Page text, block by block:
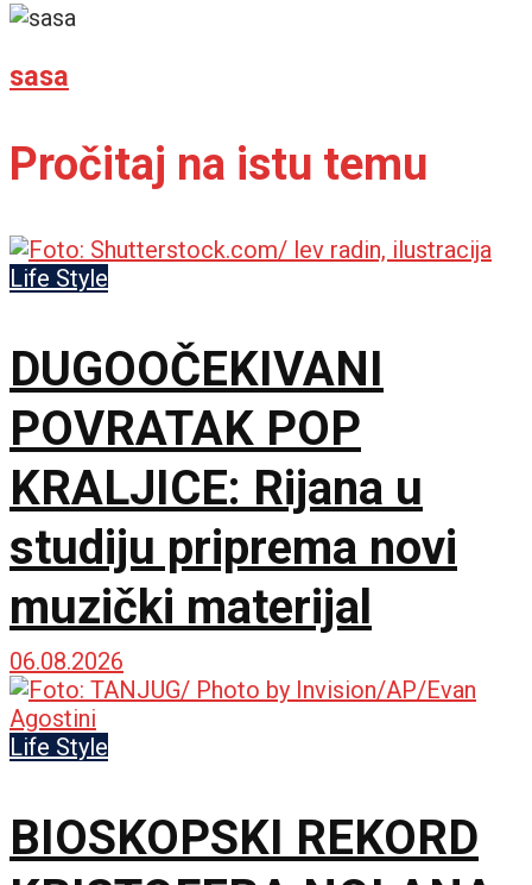
sasa
Pročitaj na istu temu
Life Style
DUGOOČEKIVANI
POVRATAK POP
KRALJICE: Rijana u
studiju priprema novi
muzički materijal
06.08.2026
Life Style
BIOSKOPSKI REKORD